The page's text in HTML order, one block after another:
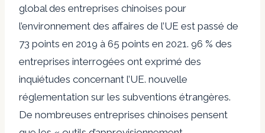
global des entreprises chinoises pour
l’environnement des affaires de l’UE est passé de
73 points en 2019 à 65 points en 2021. 96 % des
entreprises interrogées ont exprimé des
inquiétudes concernant l’UE. nouvelle
réglementation sur les subventions étrangères.
De nombreuses entreprises chinoises pensent